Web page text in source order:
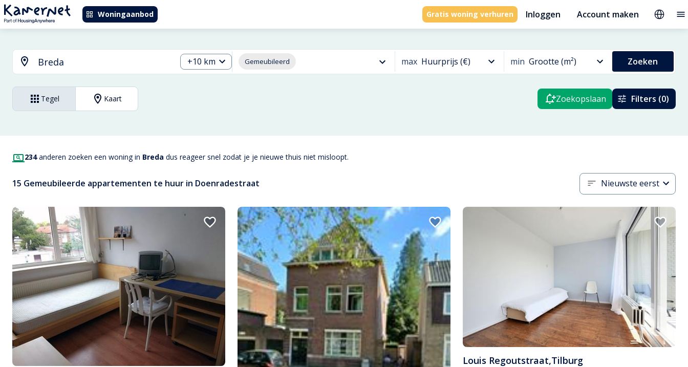
Woningaanbod Gratis woning verhuren Inloggen Account maken
+10 km Gemeubileerd max Huurprijs (€) min Grootte (m²) Zoeken
Tegel Kaart Zoekopslaan Filters (0)
234anderen zoeken een woning in Breda dus reageer snel zodat je je nieuwe thuis niet misloopt.
15 Gemeubileerde appartementen te huur in Doenradestraat Nieuwste eerst
Louis Regoutstraat,Tilburg